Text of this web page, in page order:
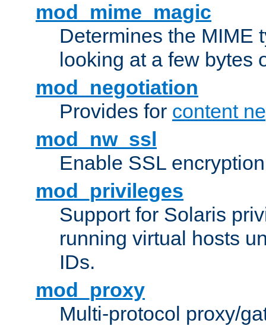
mod_mime_magic
Determines the MIME
looking at a few bytes
mod_negotiation
Provides for content
mod_nw_ssl
Enable SSL
mod_privileges
Support for Solaris
running virtual hosts
IDs.
mod_proxy
Multi-protocol proxy/